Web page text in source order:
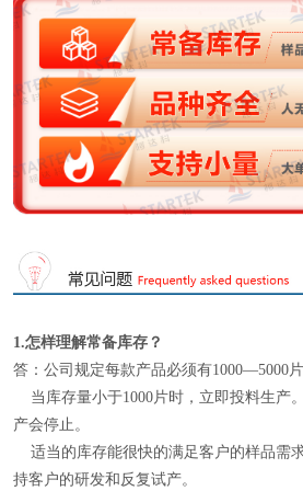
1.怎样理解常备库存？
答：公司规定每款产品必须有1000—5000片
当库存量小于1000片时，立即投料生产
产会停止。
适当的库存能很快的满足客户的样品需
持客户的研发和反复试产。